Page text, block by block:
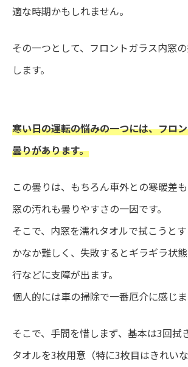
適な時期かもしれません。
その一つとして、フロントガラス内窓
します。
寒い日の運転の悩みの一つには、フロ
曇りがあります。
この曇りは、もちろん車外との寒暖差
窓の汚れも曇りやすさの一因です。
そこで、内窓を濡れタオルで拭こうと
かなか難しく、失敗するとギラギラ状
行などに支障が出ます。
個人的には車の掃除で一番厄介に感じま
そこで、手間を惜しまず、基本は3回拭
タオルを3枚用意（特に3枚目はきれいな